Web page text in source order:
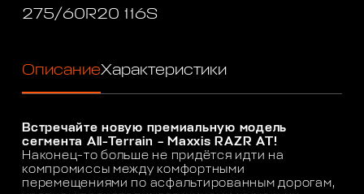
275/60R20 116S
ОписаниеХарактеристики
Встречайте новую премиальную модель
сегмента All-Terrain – Maxxis RAZR AT!
Наконец-то больше не придётся идти на
компромиссы между комфортными
перемещениями по асфальтированным дорогам,